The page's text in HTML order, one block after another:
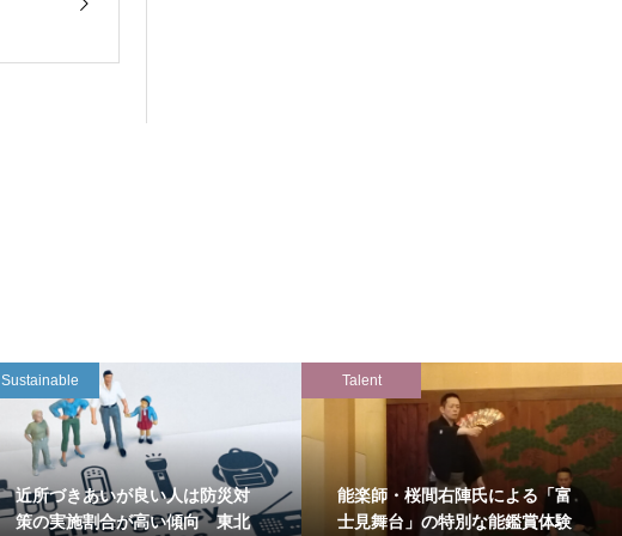
Sustainable
近所づきあいが良い人は防災対
策の実施割合が高い傾向 東北
Talent
能楽師・桜間右陣氏による「富
士見舞台」の特別な能鑑賞体験